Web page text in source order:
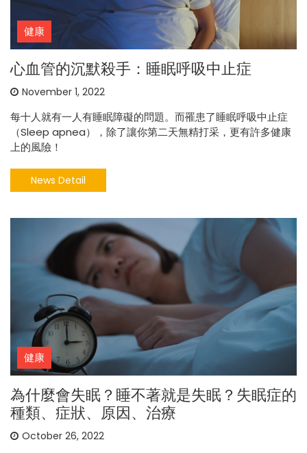
健康
心血管的沉默殺手：睡眠呼吸中止症
November 1, 2022
每十人就有一人有睡眠障礙的問題。而罹患了睡眠呼吸中止症
（Sleep apnea），除了讓你第二天無精打采，更有許多健康
上的風險！
News Detail
健康
為什麼會失眠？睡不著就是失眠？失眠症的
種類、症狀、原因、治療
October 26, 2022